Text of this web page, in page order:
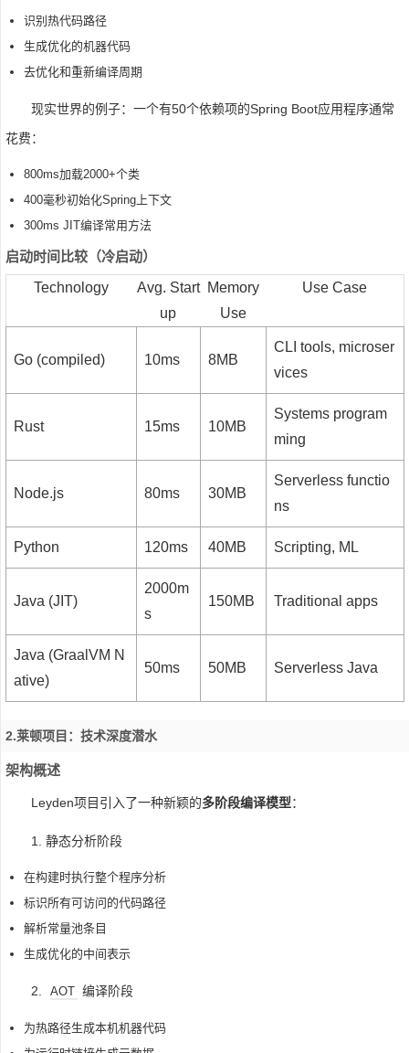
识别热代码路径
生成优化的机器代码
去优化和重新编译周期
现实世界的例子：一个有50个依赖项的Spring Boot应用程序通常
花费：
800ms加载2000+个类
400毫秒初始化Spring上下文
300ms JIT编译常用方法
启动时间比较（冷启动）
Technology
Avg. Start
up
Memory
Use
Use Case
Go (compiled) 10ms 8MB
CLI tools, microser
vices
Rust 15ms 10MB
Systems program
ming
Node.js 80ms 30MB
Serverless functio
ns
Python 120ms 40MB Scripting, ML
Java (JIT)
2000m
s
150MB Traditional apps
Java (GraalVM N
ative)
50ms 50MB Serverless Java
2.莱顿项目：技术深度潜水
架构概述
Leyden项目引入了一种新颖的多阶段编译模型：
1. 静态分析阶段
在构建时执行整个程序分析
标识所有可访问的代码路径
解析常量池条目
生成优化的中间表示
2. AOT 编译阶段
为热路径生成本机机器代码